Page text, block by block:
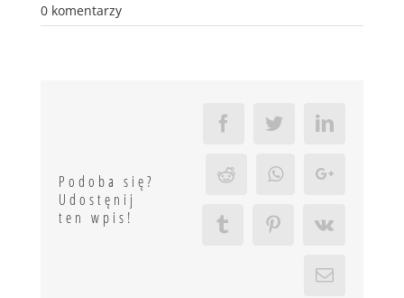
0 komentarzy
Podoba się?
Udostęnij
ten wpis!
FacebookTwitterLinkedIn
RedditWhatsappGoogle+
Tumblr PinterestVk
Email